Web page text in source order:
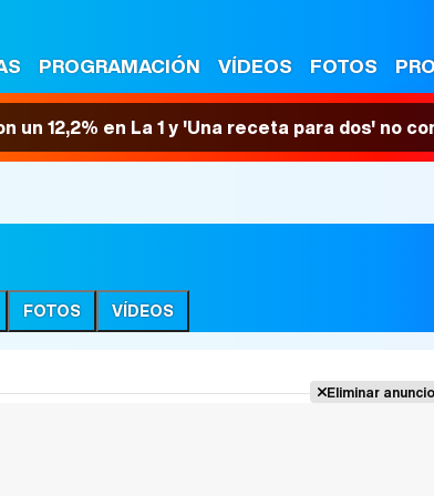
PROGRAMACIÓN VÍDEOS FOTOS
un 12,2% en La 1 y 'Una receta para dos' no
FOTOS VÍDEOS
Eliminar